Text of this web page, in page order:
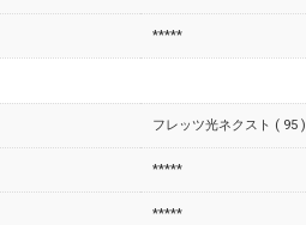
*****
フレッツ光ネクスト ( 95 )
*****
*****